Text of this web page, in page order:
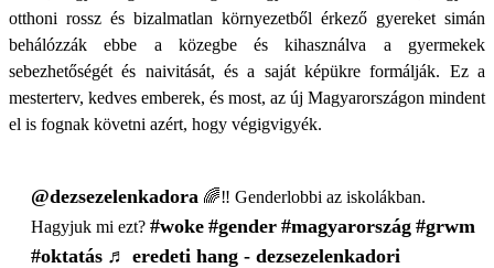
otthoni rossz és bizalmatlan környezetből érkező gyereket simán
behálózzák ebbe a közegbe és kihasználva a gyermekek
sebezhetőségét és naivitását, és a saját képükre formálják. Ez a
mesterterv, kedves emberek, és most, az új Magyarországon mindent
el is fognak követni azért, hogy végigvigyék.
@dezsezelenkadora 🌈‼️ Genderlobbi az iskolákban.
Hagyjuk mi ezt? #woke #gender #magyarország #grwm
#oktatás ♬ eredeti hang - dezsezelenkadori